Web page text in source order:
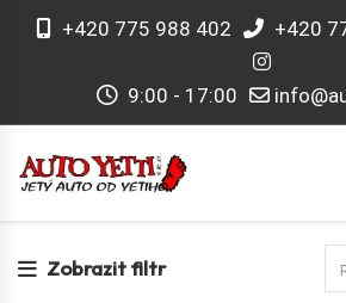
+420 775 988 402 +420
9:00 - 17:00
Zobrazit filtr